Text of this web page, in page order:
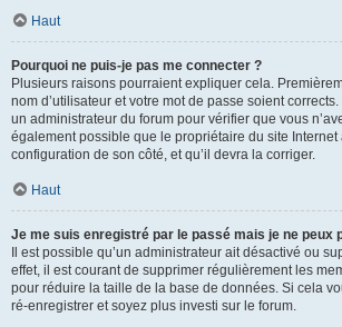
Haut
Pourquoi ne puis-je pas me connecter ?
Plusieurs raisons pourraient expliquer cela.
nom d’utilisateur et votre mot de passe soient
un administrateur du forum pour vérifier que vous
également possible que le propriétaire du site Internet
configuration de son côté, et qu’il devra la corriger.
Haut
Je me suis enregistré par le passé mais je ne peux
Il est possible qu’un administrateur ait désactivé ou
effet, il est courant de supprimer régulièrement les
pour réduire la taille de la base de données. Si cela
ré-enregistrer et soyez plus investi sur le forum.